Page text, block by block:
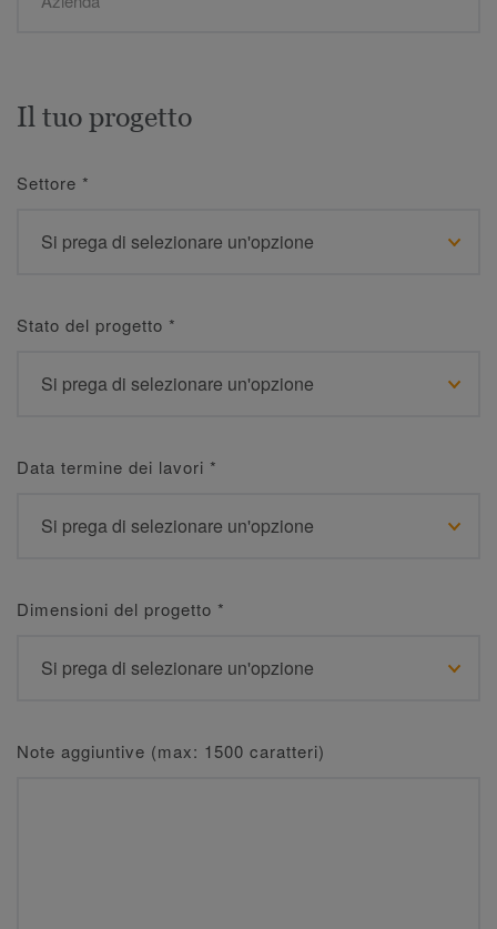
Il tuo progetto
Settore *
Stato del progetto *
Data termine dei lavori *
Dimensioni del progetto *
Note aggiuntive (max: 1500 caratteri)